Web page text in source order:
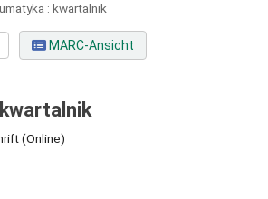
: kwartalnik
MARC-Ansicht
(Online)